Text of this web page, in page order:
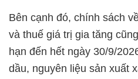
Bên cạnh đó, chính sách
và thuế giá trị gia tăng
hạn đến hết ngày 30/9/
dầu, nguyên liệu sản xuất